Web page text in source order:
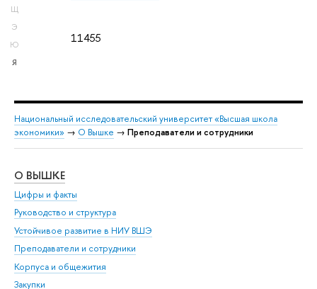
Щ
Э
Ю
Я
11455
Национальный исследовательский университет «Высшая школа
экономики» → О Вышке → Преподаватели и сотрудники
О ВЫШКЕ
Цифры и факты
Руководство и структура
Устойчивое развитие в НИУ ВШЭ
Преподаватели и сотрудники
Корпуса и общежития
Закупки